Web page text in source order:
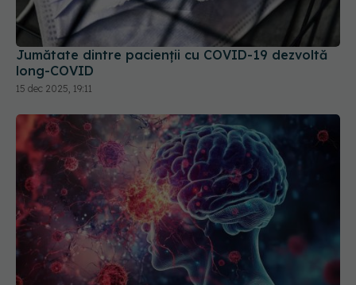
Jumătate dintre pacienții cu COVID-19 dezvoltă
long-COVID
15 dec 2025, 19:11